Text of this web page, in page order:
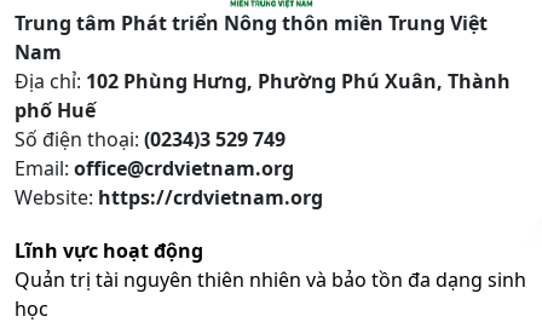
Trung tâm Phát triển Nông thôn miền Trung Việt
Nam
Địa chỉ: 102 Phùng Hưng, Phường Phú Xuân, Thành
phố Huế
Số điện thoại: (0234)3 529 749
Email: office@crdvietnam.org
Website: https://crdvietnam.org
Lĩnh vực hoạt động
Quản trị tài nguyên thiên nhiên và bảo tồn đa dạng sinh
học